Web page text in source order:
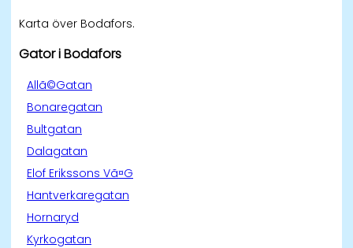
Karta över Bodafors.
Gator i Bodafors
Allã©Gatan
Bonaregatan
Bultgatan
Dalagatan
Elof Erikssons Vã¤G
Hantverkaregatan
Hornaryd
Kyrkogatan